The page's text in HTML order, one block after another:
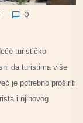
0
turističko
da turistima više
je potrebno proširiti
i njihovog